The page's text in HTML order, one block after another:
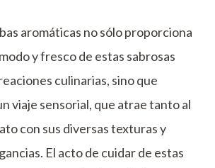
aromáticas no sólo proporciona
y fresco de estas sabrosas
culinarias, sino que
viaje sensorial, que atrae tanto al
con sus diversas texturas y
El acto de cuidar de estas